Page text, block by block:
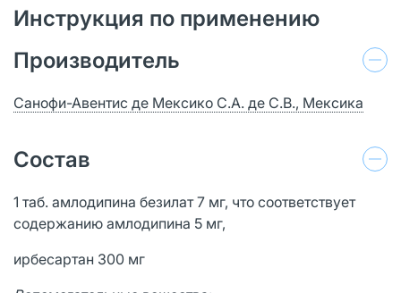
Инструкция по применению
Производитель
Санофи-Авентис де Мексико С.А. де С.В., Мексика
Состав
1 таб. амлодипина безилат 7 мг, что соответствует
содержанию амлодипина 5 мг,
ирбесартан 300 мг